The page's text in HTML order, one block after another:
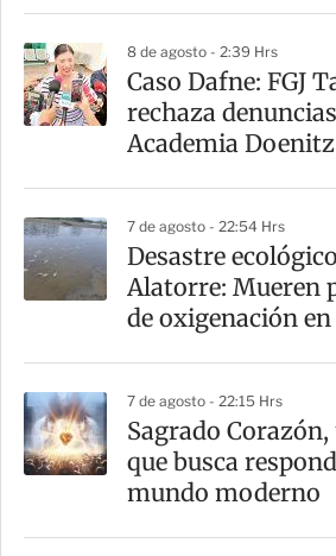
r
8 de agosto - 2:39 Hrs
Caso Dafne: FGJ
rechaza
Academia Doenitz
7 de agosto - 22:54 Hrs
Desastre
Alatorre: Mueren
de oxigenación
7 de agosto - 22:15 Hrs
Sagrado
que busca
mundo moderno